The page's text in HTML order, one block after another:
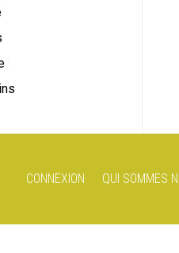
CONNEXION QUI SOMMES